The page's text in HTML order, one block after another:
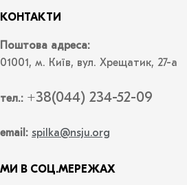
КОНТАКТИ
Поштова адреса:
01001, м. Київ, вул. Хрещатик, 27-а
тел.: +38(044) 234-52-09
email: spilka@nsju.org
МИ В СОЦ.МЕРЕЖАХ